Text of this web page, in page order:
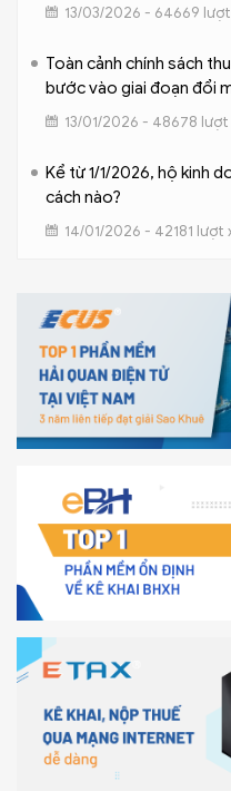
13/03/2026 - 64669
Toàn cảnh chính sách
bước vào giai đoạn đổi
13/01/2026 - 48678 lượt
Kể từ 1/1/2026, hộ kinh
cách nào?
14/01/2026 - 42181 lượt